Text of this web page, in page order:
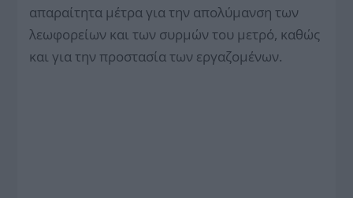
απαραίτητα μέτρα για την απολύμανση των
λεωφορείων και των συρμών του μετρό, καθώς
και για την προστασία των εργαζομένων.